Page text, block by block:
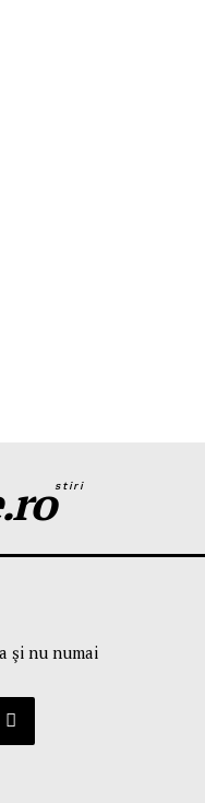
stiri
şi nu numai